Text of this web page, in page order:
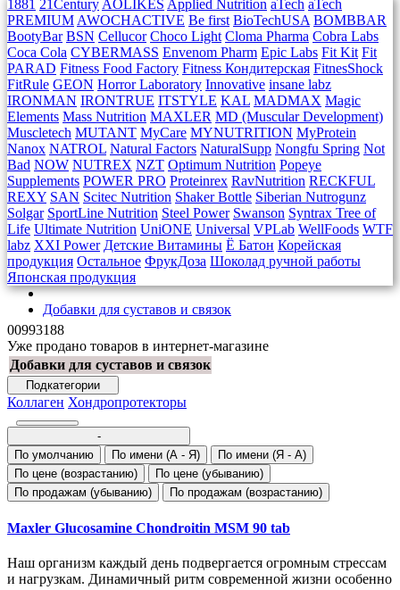
1881 21Century AOLIKES Applied Nutrition aTech aTech
PREMIUM AWOCHACTIVE Be first BioTechUSA BOMBBAR
BootyBar BSN Cellucor Choco Light Cloma Pharma Cobra Labs
Coca Cola CYBERMASS Envenom Pharm Epic Labs Fit Kit Fit
PARAD Fitness Food Factory Fitness Кондитерская FitnesShock
FitRule GEON Horror Laboratory Innovative insane labz
IRONMAN IRONTRUE ITSTYLE KAL MADMAX Magic
Elements Mass Nutrition MAXLER MD (Muscular Development)
Muscletech MUTANT MyCare MYNUTRITION MyProtein
Nanox NATROL Natural Factors NaturalSupp Nongfu Spring Not
Bad NOW NUTREX NZT Optimum Nutrition Popeye
Supplements POWER PRO Proteinrex RavNutrition RECKFUL
REXY SAN Scitec Nutrition Shaker Bottle Siberian Nutrogunz
Solgar SportLine Nutrition Steel Power Swanson Syntrax Tree of
Life Ultimate Nutrition UniONE Universal VPLab WellFoods WTF
labz XXI Power Детские Витамины Ё Батон Корейская
продукция Остальное ФрукДоза Шоколад ручной работы
Японская продукция
Добавки для суставов и связок
00993188
Уже продано товаров в интернет-магазине
Добавки для суставов и связок
Подкатегории
Коллаген Хондропротекторы
-
По умолчанию
По имени (A - Я)
По имени (Я - A)
По цене (возрастанию)
По цене (убыванию)
По продажам (убыванию)
По продажам (возрастанию)
Maxler Glucosamine Chondroitin MSM 90 tab
Наш организм каждый день подвергается огромным стрессам
и нагрузкам. Динамичный ритм современной жизни особенно